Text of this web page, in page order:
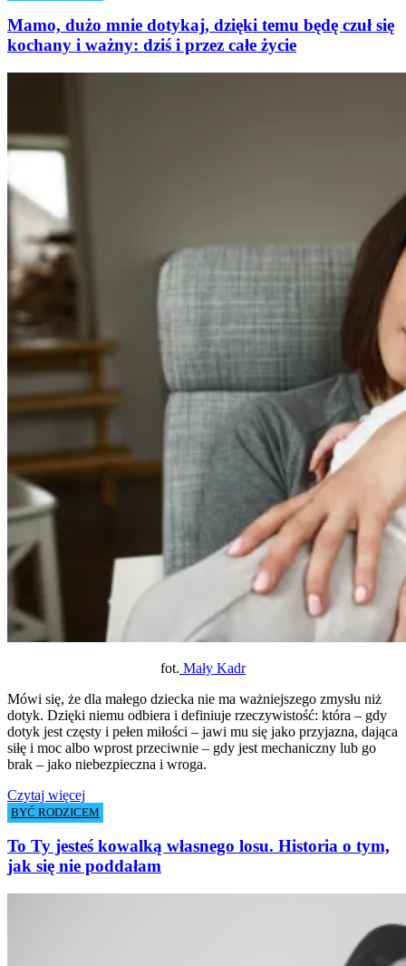
Mamo, dużo mnie dotykaj, dzięki temu będę czuł się
kochany i ważny: dziś i przez całe życie
fot. Mały Kadr
Mówi się, że dla małego dziecka nie ma ważniejszego zmysłu niż
dotyk. Dzięki niemu odbiera i definiuje rzeczywistość: która – gdy
dotyk jest częsty i pełen miłości – jawi mu się jako przyjazna, dająca
siłę i moc albo wprost przeciwnie – gdy jest mechaniczny lub go
brak – jako niebezpieczna i wroga.
Czytaj więcej
BYĆ RODZICEM
To Ty jesteś kowalką własnego losu. Historia o tym,
jak się nie poddałam